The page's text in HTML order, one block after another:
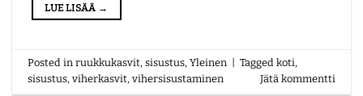
LUE LISÄÄ →
Posted inruukkukasvit,sisustus,Yleinen Taggedkoti,
sisustus,viherkasvit,vihersisustaminen Jätä kommentti